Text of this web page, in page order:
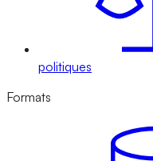
politiques
Formats